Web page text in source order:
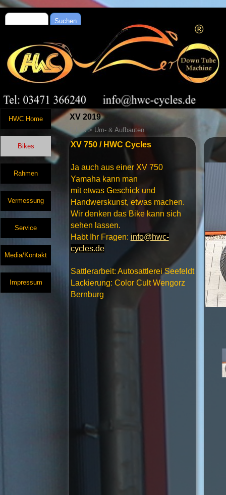
Suchen
HWC Home
Bikes
Rahmen
Vermessung
Service
Media/Kontakt
Impressum
XV 2019
Bikes > Um- & Aufbauten
XV 750 / HWC Cycles
Ja auch aus einer XV 750
Yamaha kann man
mit etwas Geschick und
Handwerskunst, etwas machen.
Wir denken das Bike kann sich
sehen lassen.
Habt Ihr Fragen: info@hwc-
cycles.de
Sattlerarbeit: Autosattlerei Seefeldt
Lackierung: Color Cult Wengorz
Bernburg